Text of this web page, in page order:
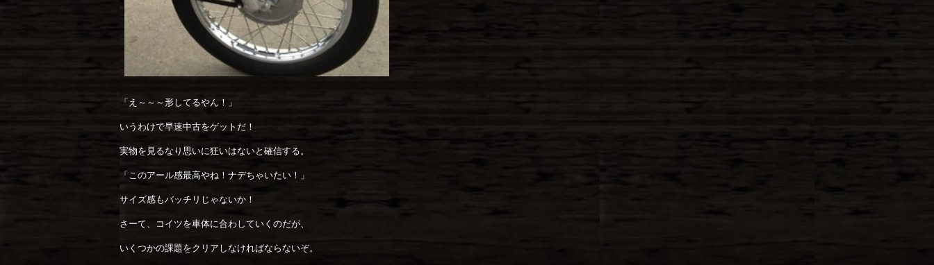
「え～～～形してるやん！」
いうわけで早速中古をゲットだ！
実物を見るなり思いに狂いはないと確信する。
「このアール感最高やね！ナデちゃいたい！」
サイズ感もバッチリじゃないか！
さーて、コイツを車体に合わしていくのだが、
いくつかの課題をクリアしなければならないぞ。